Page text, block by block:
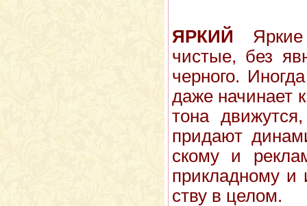
ЯРКИЙ
чистые, без
черного.
даже начинает
тона
придают
скому и
прикладному и
ству в целом.